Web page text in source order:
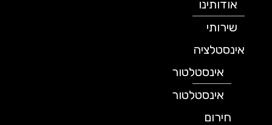
אודותינו
שירותי
אינסטלציה
אינסטלטור
אינסטלטור
חירום